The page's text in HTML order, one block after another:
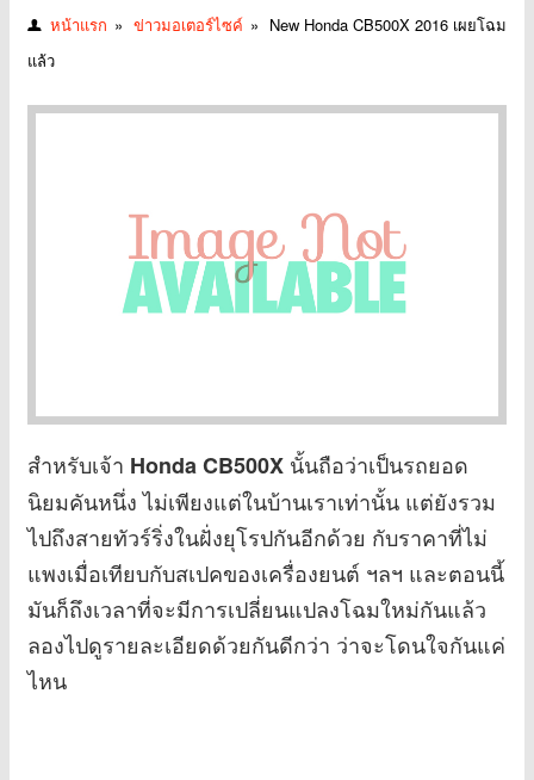
หน้าแรก » ข่าวมอเตอร์ไซค์ » New Honda CB500X 2016 เผยโฉม
แล้ว
สำหรับเจ้า Honda CB500X นั้นถือว่าเป็นรถยอด
นิยมคันหนึ่ง ไม่เพียงแต่ในบ้านเราเท่านั้น แต่ยังรวม
ไปถึงสายทัวร์ริ่งในฝั่งยุโรปกันอีกด้วย กับราคาที่ไม่
แพงเมื่อเทียบกับสเปคของเครื่องยนต์ ฯลฯ และตอนนี้
มันก็ถึงเวลาที่จะมีการเปลี่ยนแปลงโฉมใหม่กันแล้ว
ลองไปดูรายละเอียดด้วยกันดีกว่า ว่าจะโดนใจกันแค่
ไหน